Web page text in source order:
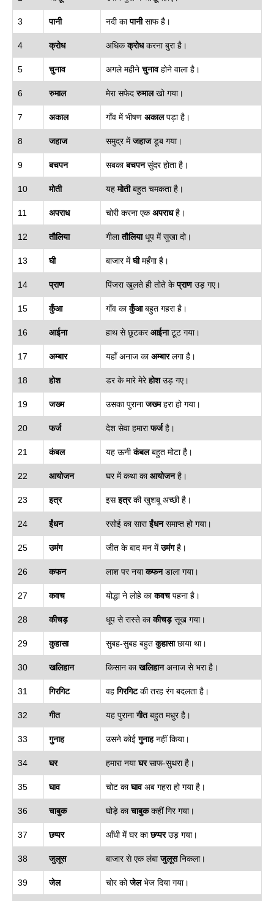
3 पानी नदी कापानीसाफ है।
4 क्रोध अधिकक्रोधकरना बुरा है।
5 चुनाव अगले महीनेचुनावहोने वाला है।
6 रुमाल मेरा सफेदरुमालखो गया।
7 अकाल गाँव में भीषण अकालपड़ा है।
8 जहाज समुद्र मेंजहाजडूब गया।
9 बचपन सबकाबचपनसुंदर होता है।
10 मोती यहमोतीबहुत चमकता है।
11 अपराध चोरी करना एकअपराधहै।
12 तौलिया गीलातौलियाधूप में सुखा दो।
13 घी बाजार मेंघीमहँगा है।
14 प्राण पिंजरा खुलते ही तोते केप्राणउड़ गए।
15 कुँआ गाँव काकुँआबहुत गहरा है।
16 आईना हाथ से छूटकरआईनाटूट गया।
17 अम्बार यहाँ अनाज काअम्बारलगा है।
18 होश डर के मारे मेरेहोशउड़ गए।
19 जख्म उसका पुरानाजख्महरा हो गया।
20 फर्ज देश सेवा हमाराफर्जहै।
21 कंबल यह ऊनीकंबलबहुत मोटा है।
22 आयोजन घर में कथा काआयोजनहै।
23 इत्र इसइत्रकी खुशबू अच्छी है।
24 ईंधन रसोई का साराईंधनसमाप्त हो गया।
25 उमंग जीत के बाद मन मेंउमंगहै।
26 कफन लाश पर नयाकफनडाला गया।
27 कवच योद्धा ने लोहे काकवचपहना है।
28 कीचड़ धूप से रास्ते काकीचड़सूख गया।
29 कुहासा सुबह-सुबह बहुतकुहासाछाया था।
30 खलिहान किसान काखलिहानअनाज से भरा है।
31 गिरगिट वहगिरगिटकी तरह रंग बदलता है।
32 गीत यह पुरानागीतबहुत मधुर है।
33 गुनाह उसने कोईगुनाहनहीं किया।
34 घर हमारा नयाघरसाफ-सुथरा है।
35 घाव चोट काघावअब गहरा हो गया है।
36 चाबुक घोड़े काचाबुककहीं गिर गया।
37 छप्पर आँधी में घर काछप्परउड़ गया।
38 जुलूस बाजार से एक लंबाजुलूसनिकला।
39 जेल चोर कोजेलभेज दिया गया।